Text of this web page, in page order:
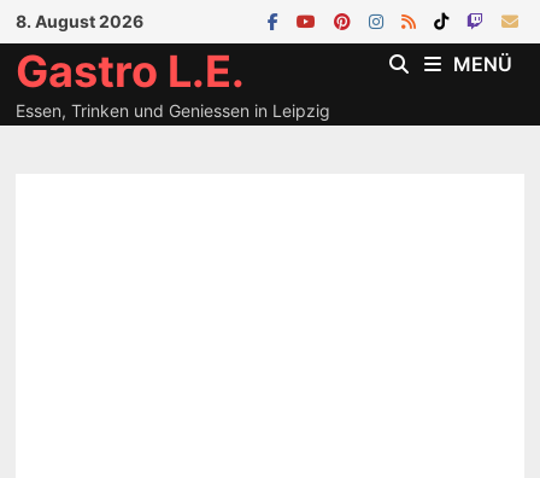
Zum
Inhalt
springen
8. August 2026
Gastro L.E.
Essen, Trinken und Geniessen in Leipzig
MENÜ